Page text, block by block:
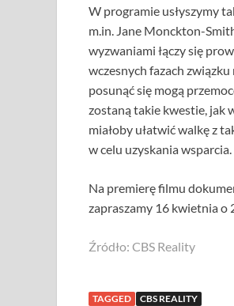
W programie usłyszymy
m.in. Jane Monckton-
wyzwaniami łączy się
wczesnych fazach
posunąć się mogą
zostaną takie kwestie, jak
miałoby ułatwić walkę z
w celu uzyskania wsparcia.
Na premierę filmu
zapraszamy 16 kwietnia o
Źródło: CBS Reality
TAGGED CBS REALITY